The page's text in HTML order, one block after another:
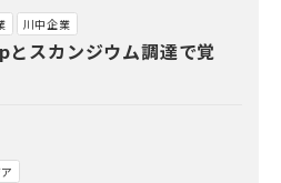
川中企業
スカンジウム調達で覚